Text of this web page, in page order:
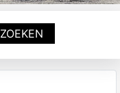
ZOEKEN